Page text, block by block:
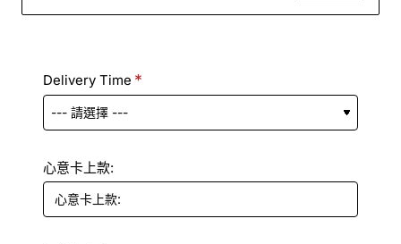
Delivery Time
心意卡上款: